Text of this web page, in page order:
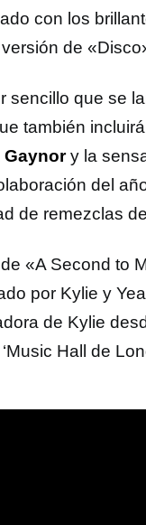
con los
de
sencillo que se
también
Gaynory la
del
de remezclas
de «A Second to
por Kylie y
de Kylie
Hall de